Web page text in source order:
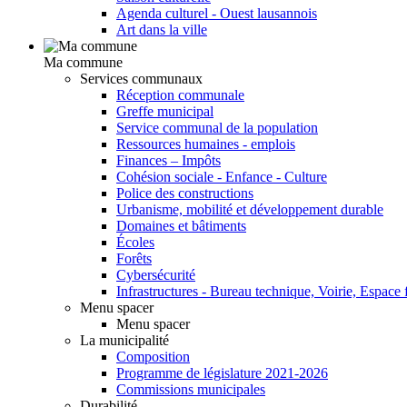
Agenda culturel - Ouest lausannois
Art dans la ville
Ma commune
Services communaux
Réception communale
Greffe municipal
Service communal de la population
Ressources humaines - emplois
Finances – Impôts
Cohésion sociale - Enfance - Culture
Police des constructions
Urbanisme, mobilité et développement durable
Domaines et bâtiments
Écoles
Forêts
Cybersécurité
Infrastructures - Bureau technique, Voirie, Espace
Menu spacer
Menu spacer
La municipalité
Composition
Programme de législature 2021-2026
Commissions municipales